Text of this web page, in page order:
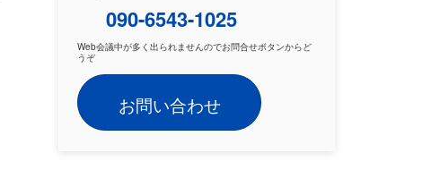
090-6543-1025
Web会議中が多く出られませんのでお問合せボタンからど
うぞ
お問い合わせ